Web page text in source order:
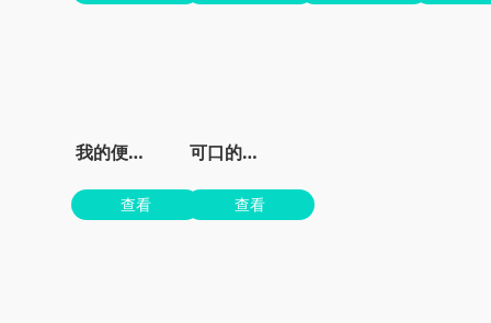
我的便利店红包版
查看
可口的披萨美味的披萨无限金币无限钻石版
查看